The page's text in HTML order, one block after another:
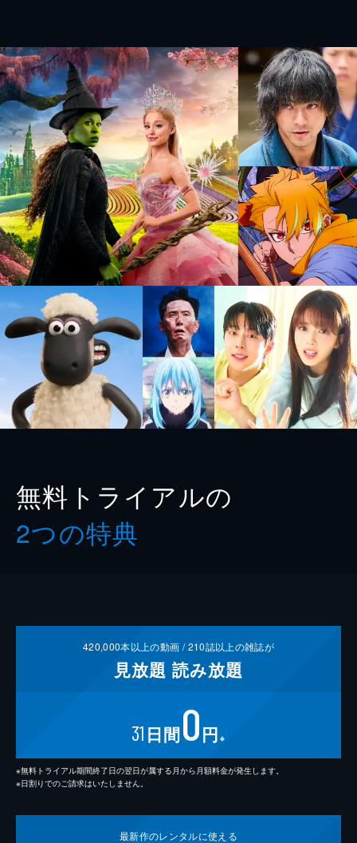
無料トライアルの
2つの特典
420,000本以上の動画 /210誌以上の雑誌が
見放題 読み放題
31 日間0円 ※
※無料トライアル期間終了日の翌日が属する月から月額料金が発生します。
※日割りでのご請求はいたしません。
最新作のレンタルに使える